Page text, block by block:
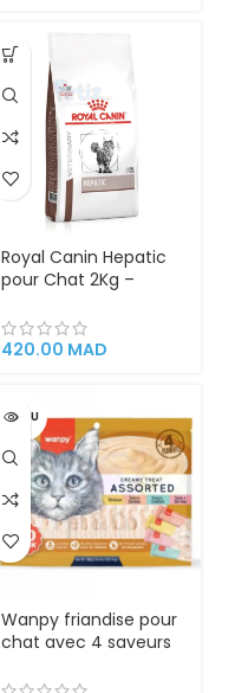
Royal Canin Hepatic
pour Chat 2Kg –
Vétérinaire pour
Insuffisance
420.00 MAD
VENDU
Wanpy friandise pour
chat avec 4 saveurs